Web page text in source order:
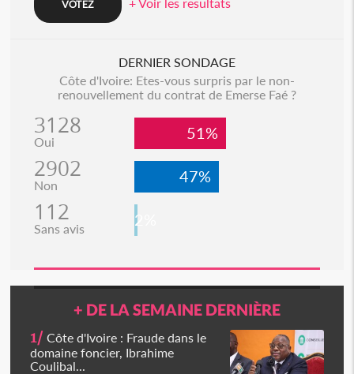
DERNIER SONDAGE
Côte d'Ivoire: Etes-vous surpris par le non-
renouvellement du contrat de Emerse Faé ?
3128
Oui 51%
2902
Non 47%
112
Sans avis 2%
+ DE LA SEMAINE DERNIÈRE
1/ Côte d'Ivoire : Fraude dans le
domaine foncier, Ibrahime
Coulibal...